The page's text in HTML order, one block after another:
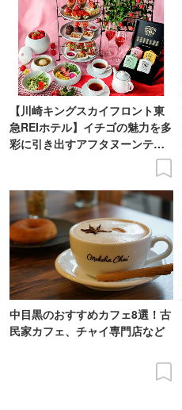
【川崎キングスカイフロント東
急REIホテル】イチゴの魅力を多
彩に引き出すアフタヌーンティ
中目黒のおすすめカフェ8選！古
民家カフェ、チャイ専門店など